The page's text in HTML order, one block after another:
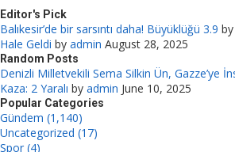
Editor's Pick
Balıkesir’de bir sarsıntı daha! Büyüklüğü 3.9 by
Hale Geldi by admin August 28, 2025
Random Posts
Denizli Milletvekili Sema Silkin Ün, Gazze’ye
Kaza: 2 Yaralı by admin June 10, 2025
Popular Categories
Gündem (1,140)
Uncategorized (17)
Spor (4)